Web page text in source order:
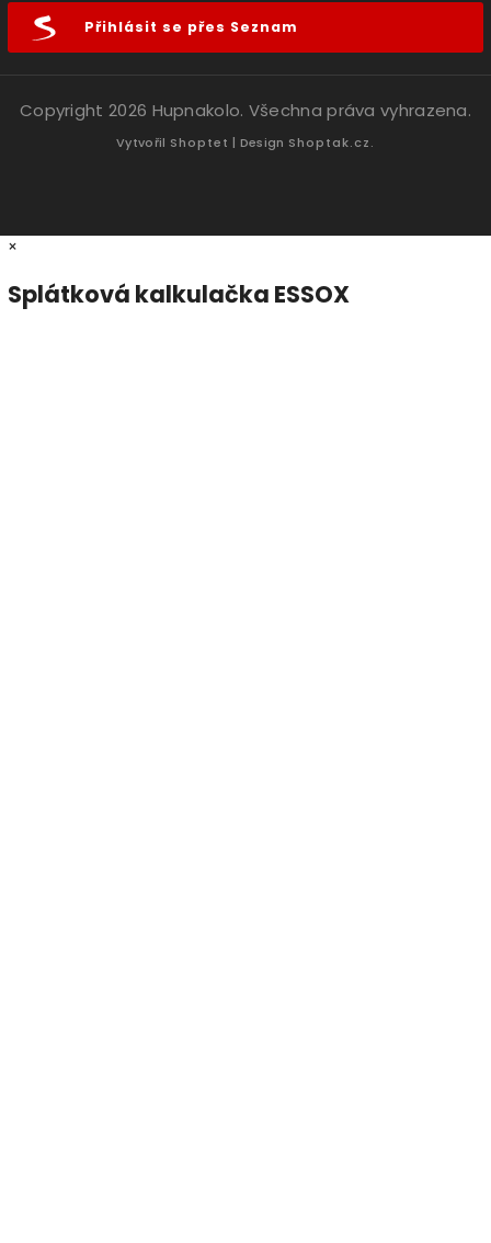
Přihlásit se přes Seznam
Copyright 2026 Hupnakolo. Všechna práva vyhrazena.
Vytvořil Shoptet | Design Shoptak.cz.
×
Splátková kalkulačka ESSOX